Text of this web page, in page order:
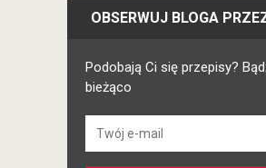
OBSERWUJ BLOGA
Podobają Ci się przepisy?
bieżąco